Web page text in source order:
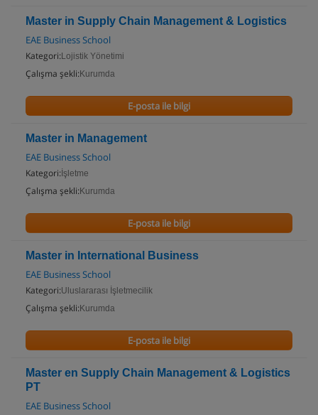
Master in Supply Chain Management & Logistics
EAE Business School
Kategori: Lojistik Yönetimi
Çalışma şekli: Kurumda
E-posta ile bilgi
Master in Management
EAE Business School
Kategori: İşletme
Çalışma şekli: Kurumda
E-posta ile bilgi
Master in International Business
EAE Business School
Kategori:Uluslararası İşletmecilik
Çalışma şekli: Kurumda
E-posta ile bilgi
Master en Supply Chain Management & Logistics
PT
EAE Business School